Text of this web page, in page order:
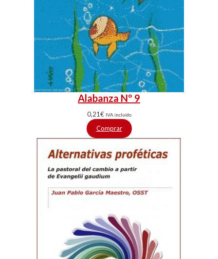
Alabanza Nº 9
0,21€ IVA incluido
Comprar